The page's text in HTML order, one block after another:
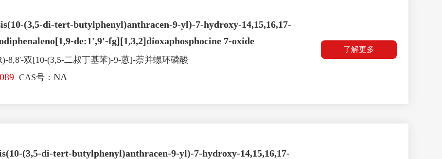
(3,5-di-tert-butylphenyl)anthracen-9-yl)-7-hydroxy-14,15,16,17-
de:1',9'-fg][1,3,2]dioxaphosphocine 7-oxide
8,8'-双[10-(3,5-二叔丁基苯)-9-蒽]-萘并螺环磷酸
CAS号： NA
了解更多
(3,5-di-tert-butylphenyl)anthracen-9-yl)-7-hydroxy-14,15,16,17-